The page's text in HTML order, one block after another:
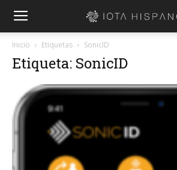
Inicio Etiquetas SonicID
Etiqueta: SonicID